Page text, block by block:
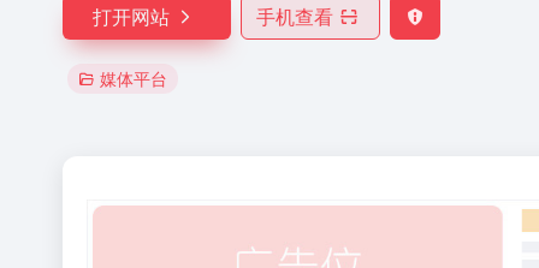
打开网站 手机查看
媒体平台